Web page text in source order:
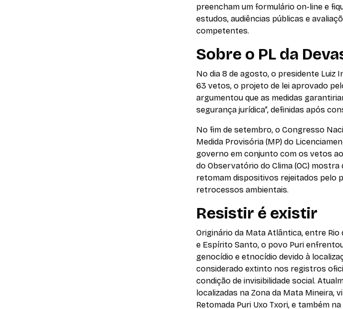
preencham um formulário on-line e
estudos, audiências públicas e
competentes.
Sobre o PL da
No dia 8 de agosto, o presidente Luiz
63 vetos, o projeto de lei aprovado
argumentou que as medidas
segurança jurídica”, definidas após
No fim de setembro, o Congresso
Medida Provisória (MP) do
governo em conjunto com os vetos
do Observatório do Clima (OC)
retomam dispositivos rejeitados pelo
retrocessos ambientais.
Resistir é existir
Originário da Mata Atlântica, entre Rio
e Espírito Santo, o povo Puri
genocídio e etnocídio devido à
considerado extinto nos registros
condição de invisibilidade social.
localizadas na Zona da Mata Mineira,
Retomada Puri Uxo Txori, e também